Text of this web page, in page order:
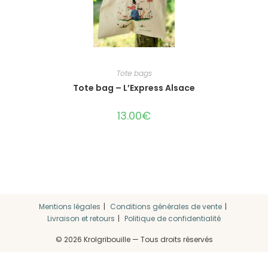
Tote bags
Tote bag – L’Express Alsace
13.00€
Mentions légales
Conditions générales de vente
Livraison et retours
Politique de confidentialité
© 2026 Krolgribouille — Tous droits réservés